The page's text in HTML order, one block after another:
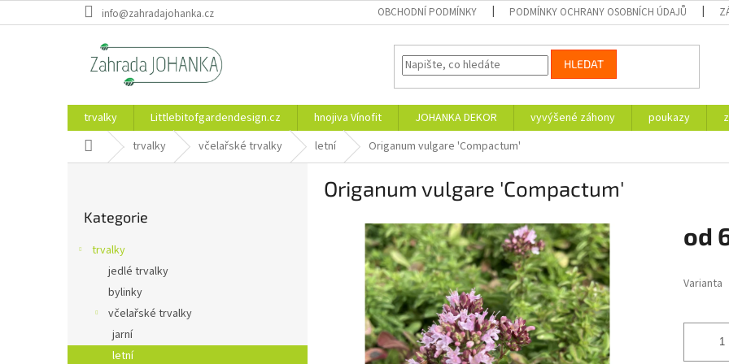
na
info@zahradajohanka.cz OBCHODNÍ PODMÍNKY PODMÍNKY OCHRANY OSOBNÍCH ÚDAJŮ
HLEDAT
trvalky Littlebitofgardendesign.cz hnojiva Vínofit JOHANKA DEKOR vyvýšené záhony poukazy
Domů trvalky včelařské trvalky letní Origanum vulgare 'Compactum'
a
kategorie
Kategorie
trvalky
jedlé trvalky
bylinky
včelařské trvalky
jarní
letní
Origanum vulgare 'Compactum'
od
cena:
Varianta